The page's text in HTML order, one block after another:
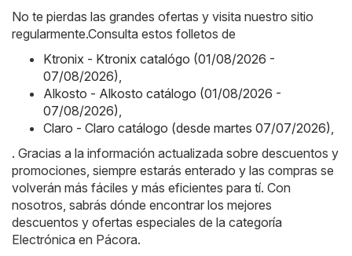
No te pierdas las grandes ofertas y visita nuestro sitio
regularmente.Consulta estos folletos de
Ktronix - Ktronix catalógo (01/08/2026 -
07/08/2026),
Alkosto - Alkosto catálogo (01/08/2026 -
07/08/2026),
Claro - Claro catálogo (desde martes 07/07/2026),
. Gracias a la información actualizada sobre descuentos y
promociones, siempre estarás enterado y las compras se
volverán más fáciles y más eficientes para tí. Con
nosotros, sabrás dónde encontrar los mejores
descuentos y ofertas especiales de la categoría
Electrónica en Pácora.